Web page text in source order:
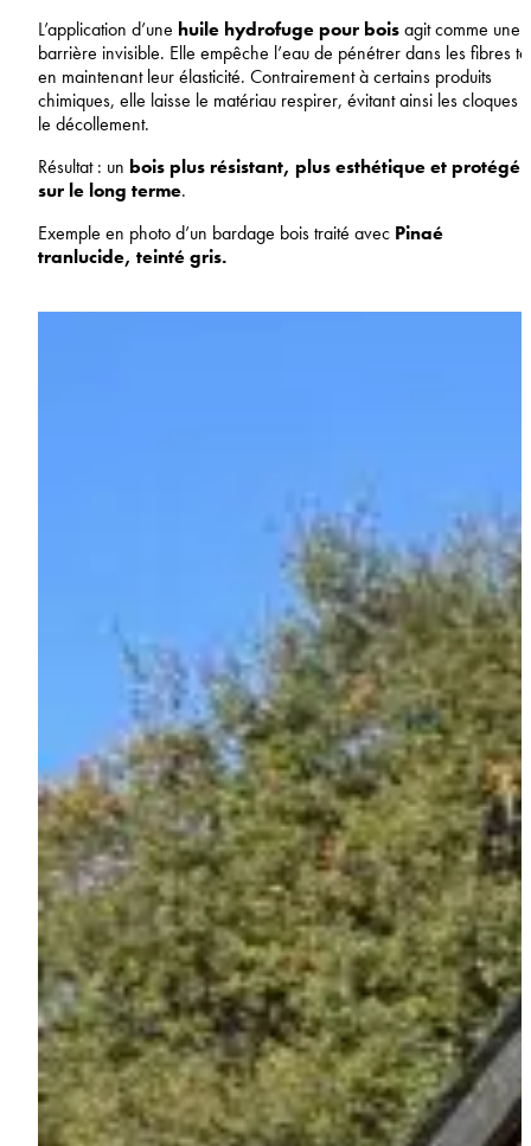
L’application d’une huile hydrofuge pour boisagit comme une
barrière invisible. Elle empêche l’eau de pénétrer dans les fibres
en maintenant leur élasticité. Contrairement à certains produits
chimiques, elle laisse le matériau respirer, évitant ainsi les cloques
le décollement.
Résultat : un bois plus résistant, plus esthétique et protégé
sur le long terme.
Exemple en photo d’un bardage bois traité avec Pinaé
tranlucide, teinté gris.